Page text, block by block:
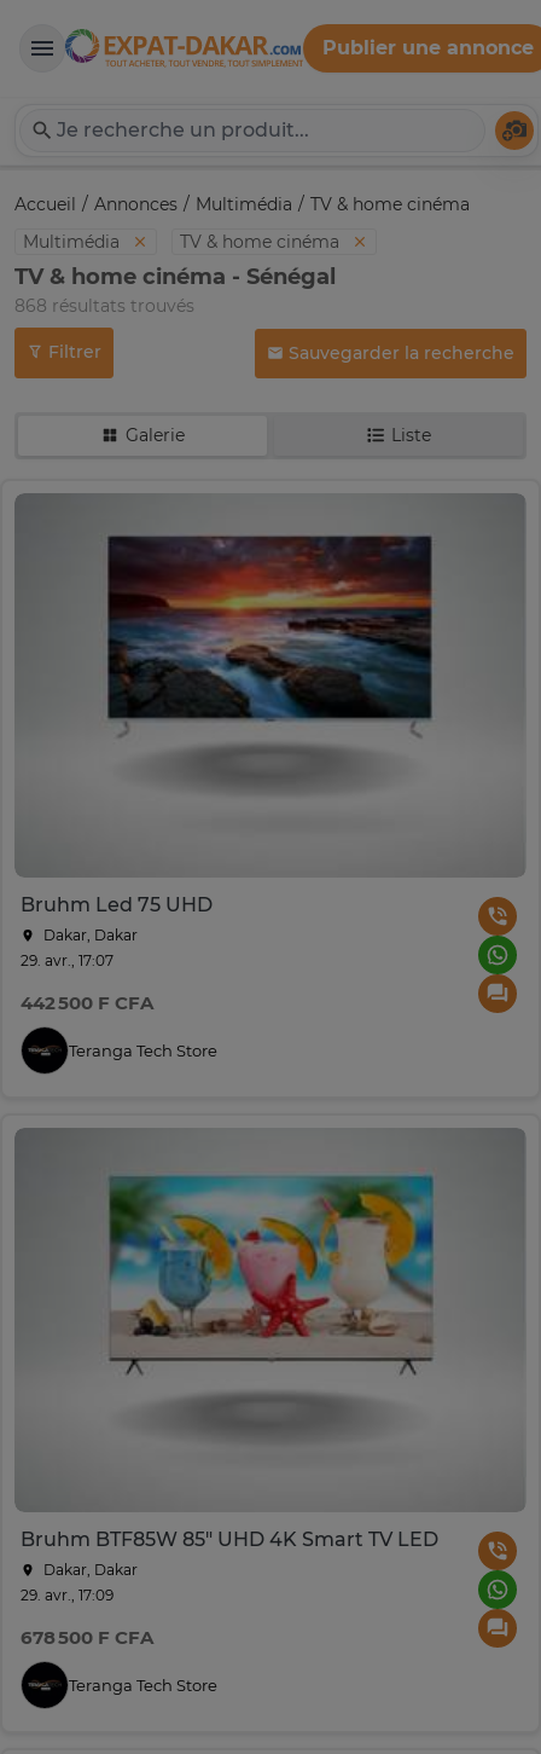
Expat-Dakar
Publier une annonce
Accueil Annonces Multimédia
TV & home cinéma
Multimédia
TV & home cinéma
TV & home cinéma - Sénégal
868 résultats trouvés
Filtrer Sauvegarder la recherche
Galerie Liste
Bruhm Led 75 UHD
Dakar, Dakar
29. avr., 17:07
442 500 F CFA
Teranga Tech Store
Bruhm BTF85W 85" UHD 4K Smart TV LED
Dakar, Dakar
29. avr., 17:09
678 500 F CFA
Teranga Tech Store